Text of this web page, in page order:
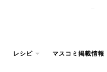
レシピ マスコミ掲載情報